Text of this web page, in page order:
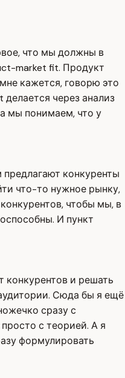
что мы должны в
market fit. Продукт
кажется, говорю это
через анализ
мы понимаем, что у
предлагают конкуренты
что-то нужное рынку,
чтобы мы, в
И пункт
конкурентов и решать
Сюда бы я ещё
сразу с
с теорией. А я
формулировать